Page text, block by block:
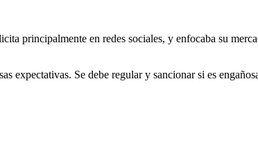
principalmente en redes sociales, y enfocaba su
expectativas. Se debe regular y sancionar si es